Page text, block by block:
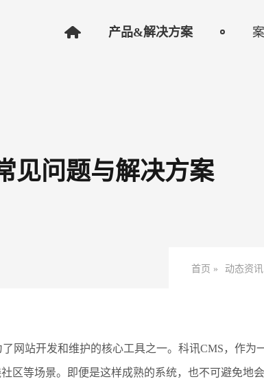
产品&解决方案
见问题与解决方案
首页 » 动态资讯
网站开发和维护的核心工具之一。科讯CMS，作为
区等场景。即便是这样成熟的系统，也不可避免地